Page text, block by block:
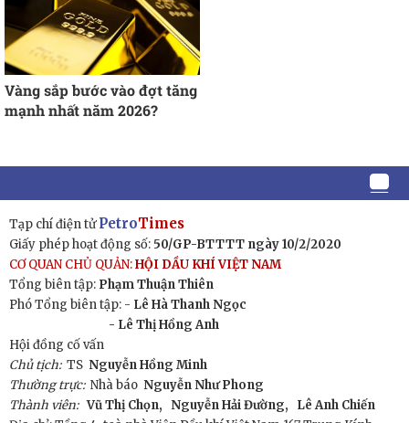
Vàng sắp bước vào đợt tăng
mạnh nhất năm 2026?
Tạp chí điện tửPetroTimes
Giấy phép hoạt động số: 50/GP-BTTTT ngày 10/2/2020
CƠ QUAN CHỦ QUẢN:HỘI DẦU KHÍ VIỆT NAM
Tổng biên tập: Phạm Thuận Thiên
Phó Tổng biên tập: - Lê Hà Thanh Ngọc
- Lê Thị Hồng Anh
Hội đồng cố vấn
Chủ tịch:TS Nguyễn Hồng Minh
Thường trực: Nhà báo Nguyễn Như Phong
Thành viên: Vũ Thị Chọn, Nguyễn Hải Đường,
Lê Anh Chiến